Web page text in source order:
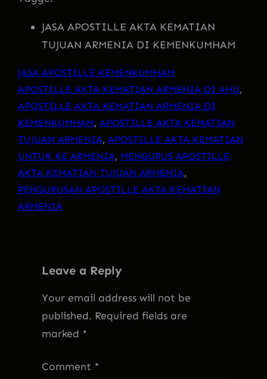
JASA APOSTILLE AKTA KEMATIAN
TUJUAN ARMENIA DI KEMENKUMHAM
JASA APOSTILLE KEMENKUMHAM
APOSTILLE AKTA KEMATIAN ARMENIA DI AHU
APOSTILLE AKTA KEMATIAN ARMENIA DI
KEMENKUMHAM, APOSTILLE AKTA KEMATIAN
TUJUAN ARMENIA, APOSTILLE AKTA KEMATIAN
UNTUK KE ARMENIA, MENGURUS APOSTILLE
AKTA KEMATIAN TUJUAN ARMENIA
PENGURUSAN APOSTILLE AKTA KEMATIAN
ARMENIA
Leave a Reply
Your email address will not be
published. Required fields are
marked *
Comment *